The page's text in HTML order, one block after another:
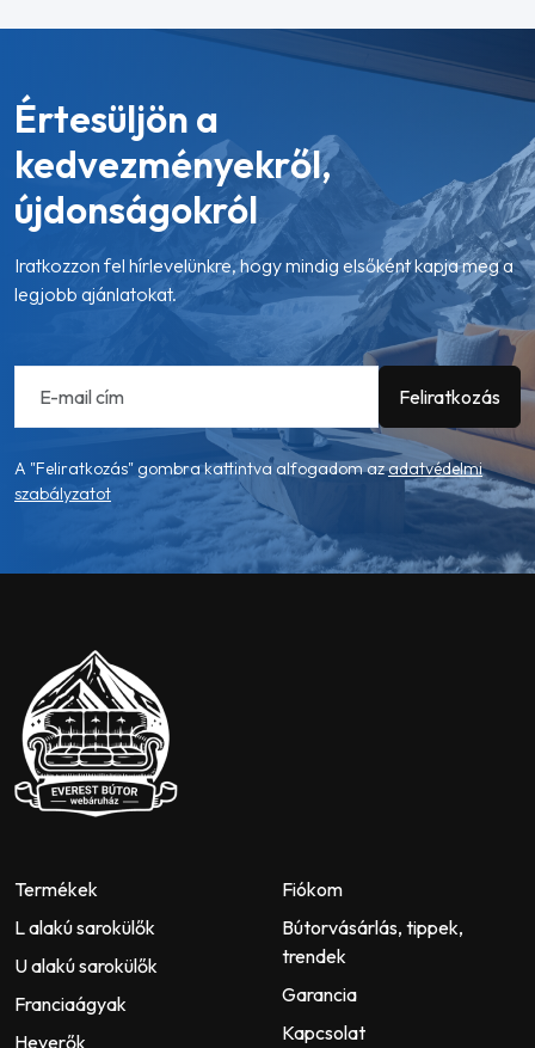
Értesüljön a
kedvezményekről,
újdonságokról
Iratkozzon fel hírlevelünkre, hogy mindig elsőként kapja meg a
legjobb ajánlatokat.
A "Feliratkozás" gombra kattintva alfogadom azadatvédelmi
szabályzatot
Termékek
L alakú sarokülők
U alakú sarokülők
Franciaágyak
Heverők
Fiókom
Bútorvásárlás, tippek,
trendek
Garancia
Kapcsolat